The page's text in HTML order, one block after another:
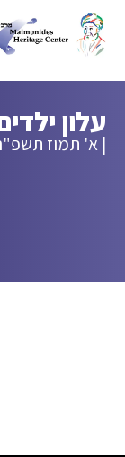
עלון
| א' תמוז